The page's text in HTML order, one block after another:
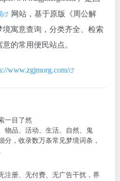
网站 ，基于原版《周公解
寓意查询，分类齐全、检索
的常用便民站点。
www.zgjmorg.com/
一目了然
物品、活动、生活、自然、鬼
分，收录数万条常见梦境词条，
注册、无付费、无广告干扰 ，界